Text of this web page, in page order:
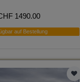
1490.00
auf Bestellung